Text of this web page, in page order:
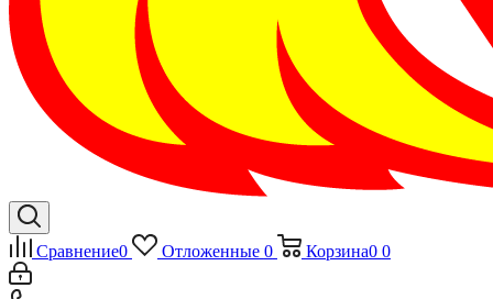
Сравнение0 Отложенные 0 Корзина0 0